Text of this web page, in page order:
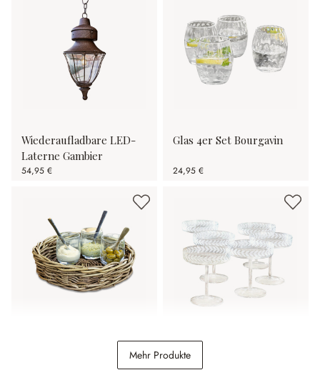
Wiederaufladbare LED-
Laterne Gambier
54,95 €
Glas 4er Set Bourgavin
24,95 €
Champagnerglas 6er Set
Macomb
Mehr Produkte